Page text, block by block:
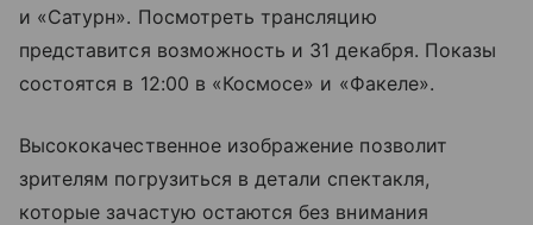
и «Сатурн». Посмотреть трансляцию
представится возможность и 31 декабря. Показы
состоятся в 12:00 в «Космосе» и «Факеле».
Высококачественное изображение позволит
зрителям погрузиться в детали спектакля,
которые зачастую остаются без внимания